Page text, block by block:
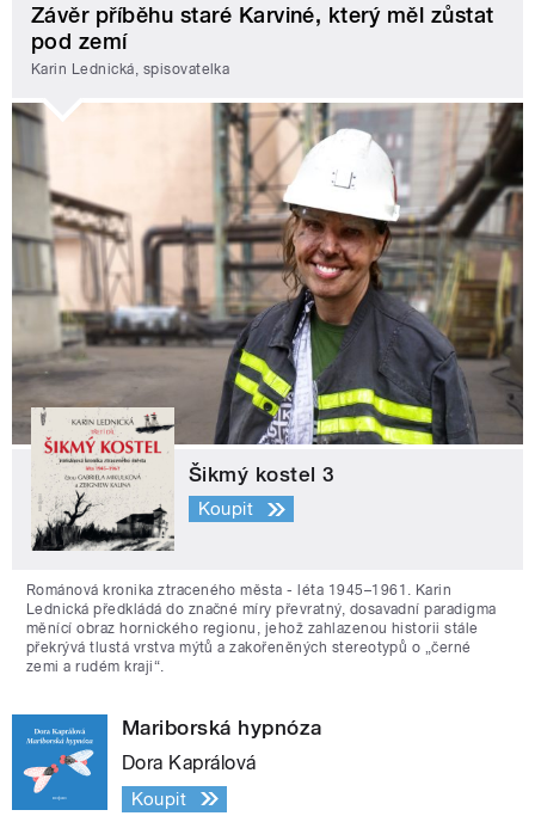
Závěr příběhu staré Karviné, který měl zůstat
pod zemí
Karin Lednická, spisovatelka
Šikmý kostel 3
Koupit
Románová kronika ztraceného města - léta 1945–1961. Karin
Lednická předkládá do značné míry převratný, dosavadní paradigma
měnící obraz hornického regionu, jehož zahlazenou historii stále
překrývá tlustá vrstva mýtů a zakořeněných stereotypů o „černé
zemi a rudém kraji“.
Mariborská hypnóza
Dora Kaprálová
Koupit